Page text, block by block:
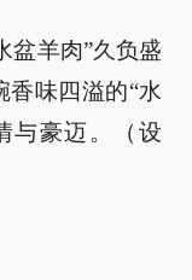
盆羊肉”久负盛
香味四溢的“水
与豪迈。（设